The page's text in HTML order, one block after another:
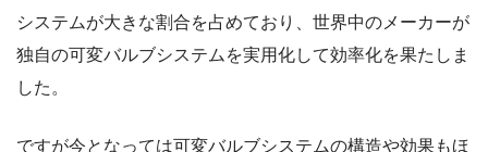
システムが大きな割合を占めており、世界中のメーカーが
独自の可変バルブシステムを実用化して効率化を果たしま
した。
ですが今となっては可変バルブシステムの構造や効果もほ